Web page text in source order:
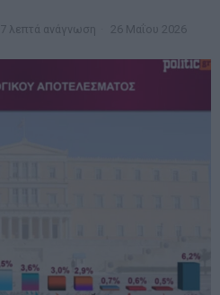
7 λεπτά ανάγνωση 26 Μαΐου 2026